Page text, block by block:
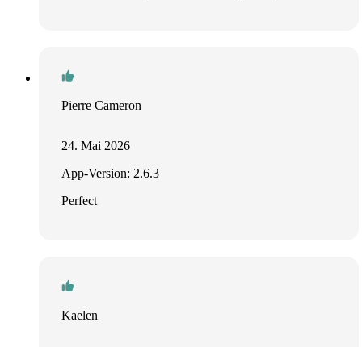
Pierre Cameron
24. Mai 2026
App-Version: 2.6.3
Perfect
Kaelen